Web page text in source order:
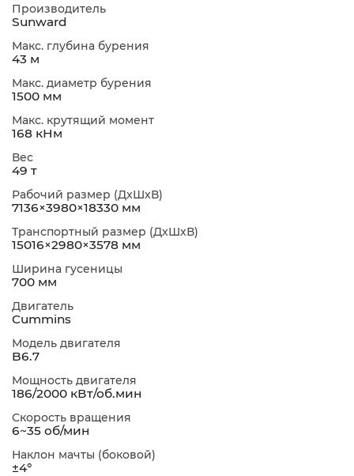
Производитель
Sunward
Макс. глубина бурения
43 м
Макс. диаметр бурения
1500 мм
Макс. крутящий момент
168 кНм
Вес
49 т
Рабочий размер (ДxШxВ)
7136×3980×18330 мм
Транспортный размер (ДxШxВ)
15016×2980×3578 мм
Ширина гусеницы
700 мм
Двигатель
Cummins
Модель двигателя
B6.7
Мощность двигателя
186/2000 кВт/об.мин
Скорость вращения
6~35 об/мин
Наклон мачты (боковой)
±4°